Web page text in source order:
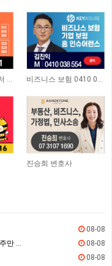
진승희 변호사
08-08
08-08
08-08